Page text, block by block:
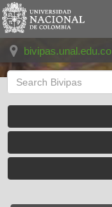
Skip
navigation
bivipas.unal.edu.co